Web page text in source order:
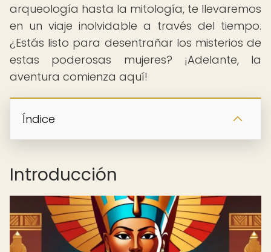
arqueología hasta la mitología, te llevaremos
en un viaje inolvidable a través del tiempo.
¿Estás listo para desentrañar los misterios de
estas poderosas mujeres? ¡Adelante, la
aventura comienza aquí!
Índice
Introducción